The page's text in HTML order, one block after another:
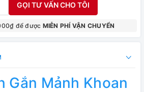
GỌI TƯ VẤN CHO TÔI
để được MIỄN PHÍ VẬN CHUYỂN
Gắn Mảnh Khoan